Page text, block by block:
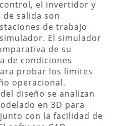
el invertidor y
de salida son
de trabajo
El simulador
de su
de condiciones
probar los límites
operacional.
diseño se analizan
en 3D para
con la facilidad de